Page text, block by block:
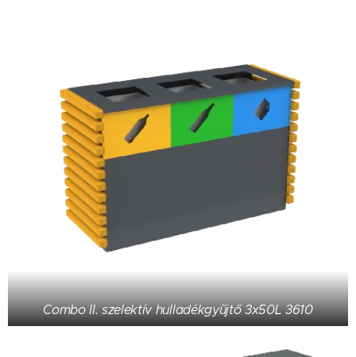
Combo II. szelektív hulladékgyűjtő 3x50L 3610